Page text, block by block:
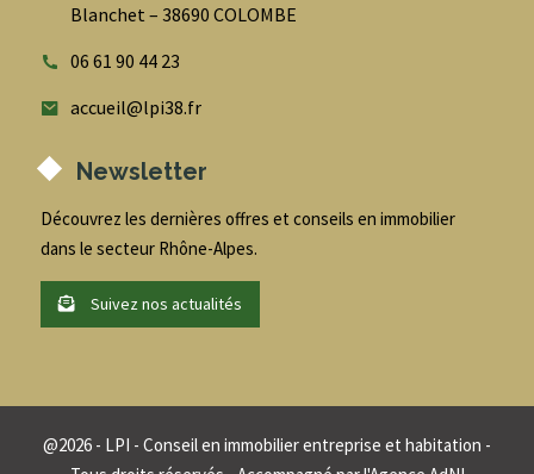
Blanchet – 38690 COLOMBE
06 61 90 44 23
accueil@lpi38.fr
Newsletter
Découvrez les dernières offres et conseils en immobilier
dans le secteur Rhône-Alpes.
Suivez nos actualités
@2026 - LPI - Conseil en immobilier entreprise et habitation -